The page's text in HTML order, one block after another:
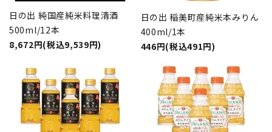
日の出 純国産純米料理清酒
500ml/12本
8,672円(税込9,539円)
日の出 稲美町産純米本みりん
400ml/1本
446円(税込491円)